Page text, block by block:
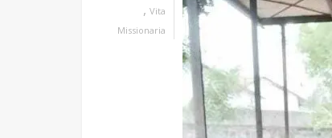
, Vita
Missionaria